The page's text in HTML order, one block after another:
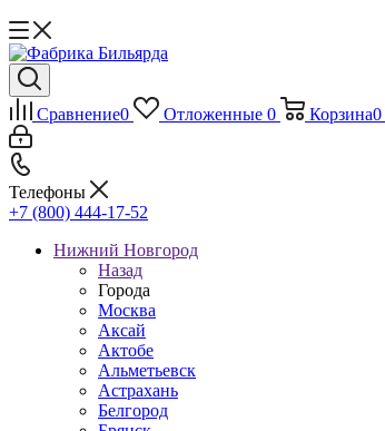
Сравнение0 Отложенные 0 Корзина0
Телефоны
+7 (800) 444-17-52
Нижний Новгород
Назад
Города
Москва
Аксай
Актобе
Альметьевск
Астрахань
Белгород